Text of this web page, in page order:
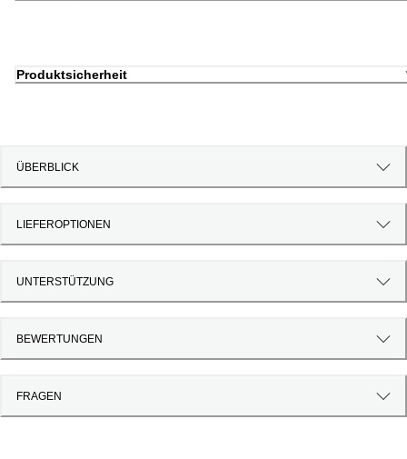
Produktsicherheit
ÜBERBLICK
LIEFEROPTIONEN
UNTERSTÜTZUNG
BEWERTUNGEN
FRAGEN